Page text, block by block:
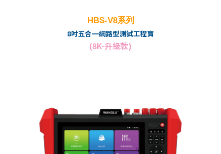
HBS-V8系列
8吋五合一網路型測試工程寶
(8K-升級款)